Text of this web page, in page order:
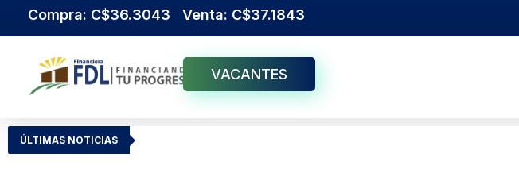
Compra: C$36.3043 Venta: C$37.1843
VACANTES
ÚLTIMAS NOTICIAS